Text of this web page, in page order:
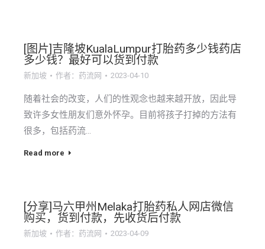
[图片]吉隆坡KualaLumpur打胎药多少钱药店
多少钱？最好可以货到付款
新加坡 作者： 药流网 2023-04-10
随着社会的改变，人们的性观念也越来越开放，因此导
致许多女性朋友们意外怀孕。目前将孩子打掉的方法有
很多，包括药流…
Read more
[分享]马六甲州Melaka打胎药私人网店微信
购买，货到付款，先收货后付款
新加坡 作者： 药流网 2023-04-09